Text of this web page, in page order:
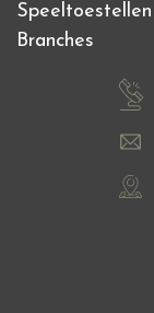
Speeltoestellen
Branches